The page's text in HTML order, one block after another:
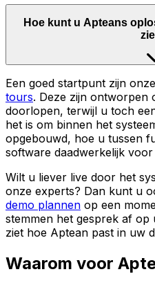
Hoe kunt u Apteans
Een goed startpunt zijn onze
tours. Deze zijn ontworpen
doorlopen, terwijl u toch
het is om binnen het
opgebouwd, hoe u tussen
software daadwerkelijk
Wilt u liever live door het
onze experts? Dan kunt u
demo plannen op een
stemmen het gesprek af op
ziet hoe Aptean past in uw
Waarom voor